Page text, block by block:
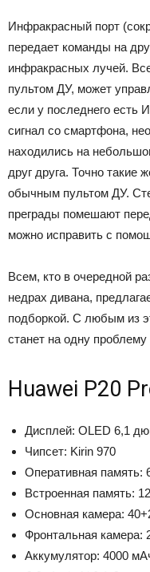
Инфракрасный порт
передает команды на
инфракрасных лучей.
пультом ДУ, может
если у последнего есть
сигнал со смартфона,
находились на
друг друга. Точно такие
обычным пультом ДУ.
преграды помешают
можно исправить с
Всем, кто в очередной
недрах дивана,
подборкой. С любым из
станет на одну
Huawei P20
Дисплей: OLED 6,1
Чипсет: Kirin 970
Оперативная память:
Встроенная память:
Основная камера:
Фронтальная камера:
Аккумулятор: 4000